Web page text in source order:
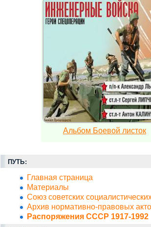
Альбом Боевой листок
ПУТЬ:
Главная страница
Материалы
Союз советских
Архив нормативно-правовых
Распоряжения СССР 1917-1992